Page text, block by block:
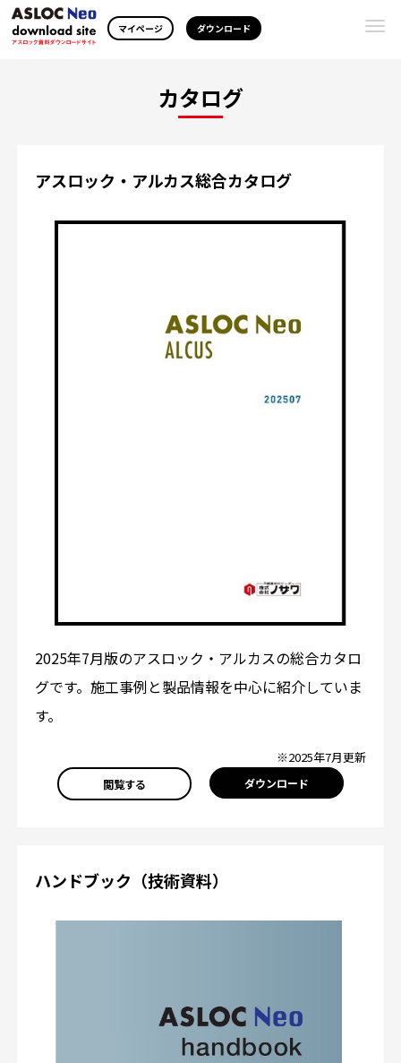
マイページ ダウンロード
カタログ
アスロック・アルカス総合カタログ
2025年7月版のアスロック・アルカスの総合カタロ
グです。施工事例と製品情報を中心に紹介していま
す。
※2025年7月更新
閲覧する ダウンロード
ハンドブック（技術資料）